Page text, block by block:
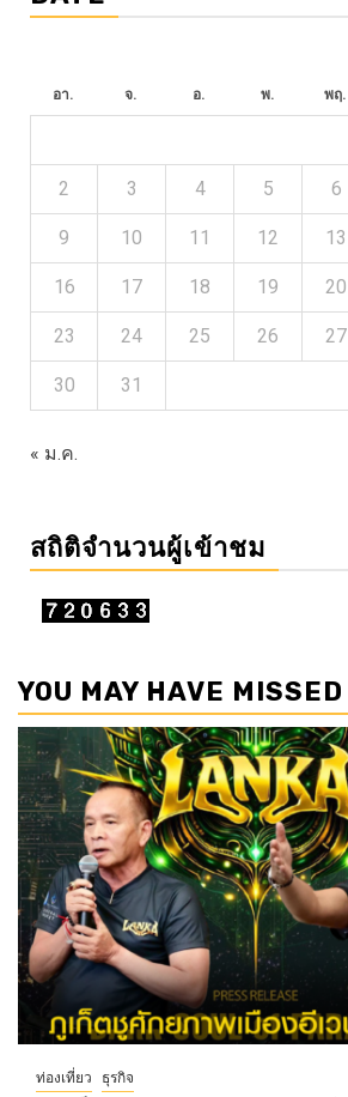
อา. จ. อ. พ. พฤ.
2 3 4 5 6
9 10 11 12 13
16 17 18 19 20
23 24 25 26 27
30 31
« ม.ค.
สถิติจำนวนผู้เข้าชม
YOU MAY HAVE MISSED
ท่องเที่ยว ธุรกิจ